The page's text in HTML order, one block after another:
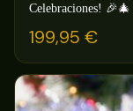
Celebraciones! 🎉🎄
199,95 €